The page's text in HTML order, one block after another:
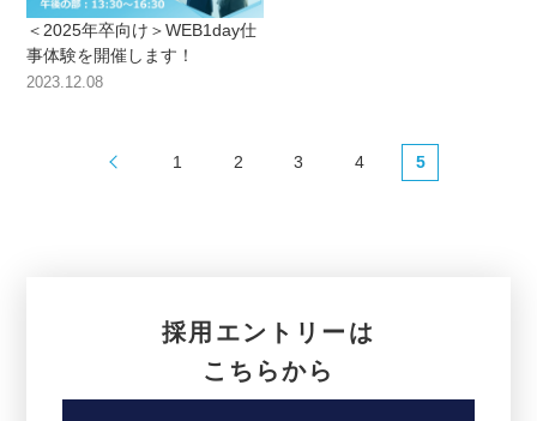
＜2025年卒向け＞WEB1day仕
事体験を開催します！
2023.12.08
1 2 3 4 5
採用エントリーは
こちらから